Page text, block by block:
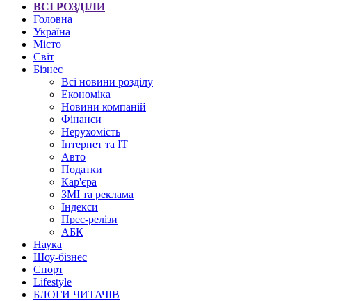
ВСІ РОЗДІЛИ
Головна
Україна
Місто
Світ
Бізнес
Всі новини розділу
Економіка
Новини компаній
Фінанси
Нерухомість
Інтернет та IT
Авто
Податки
Кар'єра
ЗМІ та реклама
Індекси
Прес-релізи
АБК
Наука
Шоу-бізнес
Спорт
Lifestyle
БЛОГИ ЧИТАЧІВ